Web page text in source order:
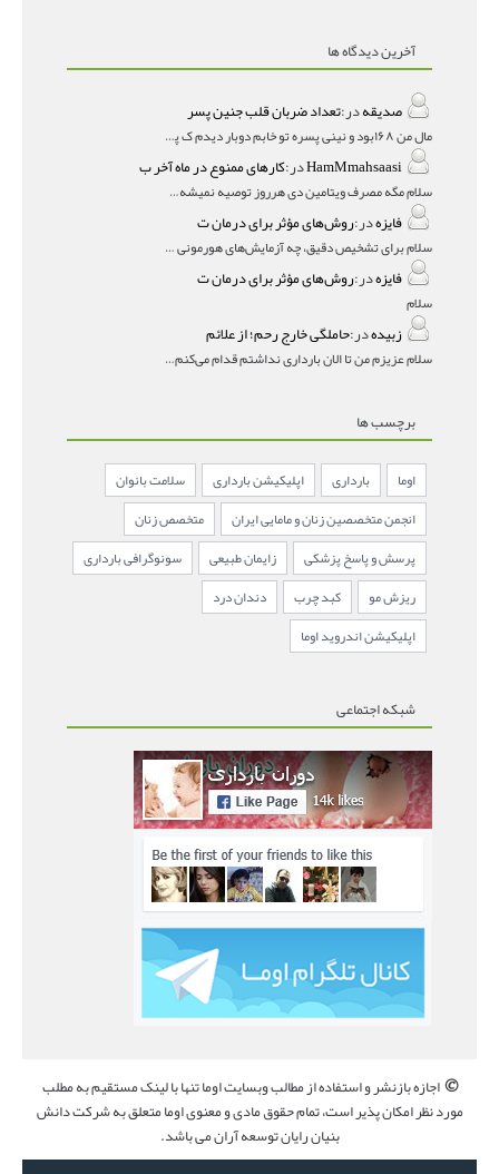
آخرین دیدگاه ها
صدیقهدر:تعداد ضربان قلب جنین پسر
مال من ۱۶۸بود و نینی پسره تو خابم دوبار دیدم ک پسره
HamMmahsaasiدر:کارهای ممنوع در ماه آخر ب
سلام مگه مصرف ویتامین دی هرروز توصیه نمیشه؟درمقاله میگه
فایزهدر:روش‌های مؤثر برای درمان ت
سلام برای تشخیص دقیق، چه آزمایش‌های هورمونی و چه سونوگر
فایزهدر:روش‌های مؤثر برای درمان ت
سلام
زبیدهدر:حاملگی خارج رحم؛ از علائم
سلام عزیزم من تا الان بارداری نداشتم قدام می‌کنم باردار
برچسب ها
اوما بارداری اپلیکیشن بارداری
سلامت بانوان
انجمن متخصصین زنان و مامایی ایران
متخصص زنان
پرسش و پاسخ پزشکی
زایمان طبیعی
سونوگرافی بارداری
ریزش مو
کبد چرب
دندان درد
اپلیکیشن اندروید اوما
شبکه اجتماعی
©اجازه بازنشر و استفاده از مطالب وبسایت اوما تنها با لینک مستقیم به مطلب
مورد نظر امکان پذیر است، تمام حقوق مادی و معنوی اوما متعلق به شرکت دانش
بنیان رایان توسعه آران می باشد.